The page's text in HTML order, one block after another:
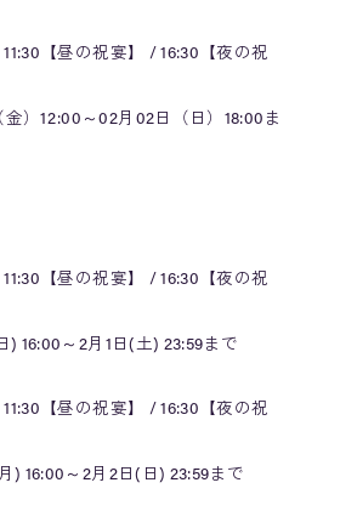
【昼の祝宴】 / 16:30【夜の祝
）12:00～02月02日（日）18:00ま
【昼の祝宴】 / 16:30【夜の祝
～2月1日(土) 23:59まで
【昼の祝宴】 / 16:30【夜の祝
16:00～2月2日(日) 23:59まで